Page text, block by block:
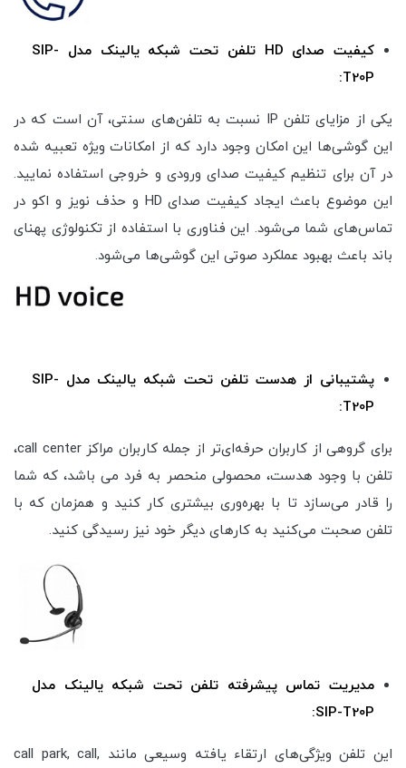
کیفیت صدای HD تلفن تحت شبکه یالینک مدل SIP-
T20P:
یکی از مزایای تلفن IP نسبت به تلفن‌های سنتی، آن است که در
این گوشی‌ها این امکان وجود دارد که از امکانات ویژه تعبیه شده
در آن برای تنظیم کیفیت صدای ورودی و خروجی استفاده نمایید.
این موضوع باعث ایجاد کیفیت صدای HD و حذف نویز و اکو در
تماس‌های شما می‌شود. این فناوری با استفاده از تکنولوژی پهنای
باند باعث بهبود عملکرد صوتی این گوشی‌ها می‌شود.
پشتیبانی از هدست تلفن تحت شبکه یالینک مدل SIP-
T20P:
برای گروهی از کاربران حرفه‌ای‌تر از جمله کاربران مراکز call center،
تلفن با وجود هدست، محصولی منحصر به فرد می باشد، که شما
را قادر می‌سازد تا با بهره‌وری بیشتری کار کنید و همزمان که با
تلفن صحبت می‌کنید به کارهای دیگر خود نیز رسیدگی کنید.
مدیریت تماس پیشرفته تلفن تحت شبکه یالینک مدل
SIP-T20P:
این تلفن ویژگی‌های ارتقاء یافته وسیعی مانند ,call park, call